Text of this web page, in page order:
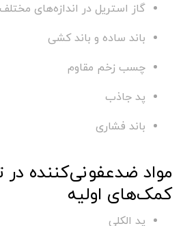
گاز استریل در اندازه‌های مختلف
باند ساده و باند کشی
چسب زخم مقاوم
پد جاذب
باند فشاری
مواد ضدعفونی‌کننده در
کمک‌های اولیه
پد الکلی